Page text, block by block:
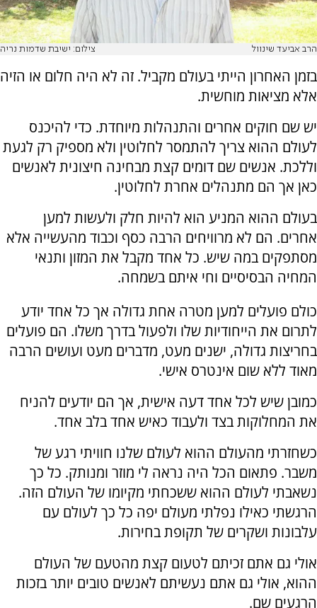
הרב אביעד שינוול צילום: ישיבת שדמות נריה
בזמן האחרון הייתי בעולם מקביל. זה לא היה חלום או הזיה
אלא מציאות מוחשית.
יש שם חוקים אחרים והתנהלות מיוחדת. כדי להיכנס
לעולם ההוא צריך להתמסר לחלוטין ולא מספיק רק לגעת
וללכת. אנשים שם דומים קצת מבחינה חיצונית לאנשים
כאן אך הם מתנהלים אחרת לחלוטין.
בעולם ההוא המניע הוא להיות חלק ולעשות למען
אחרים. הם לא מרוויחים הרבה כסף וכבוד מהעשייה אלא
מסתפקים במה שיש. כל אחד מקבל את המזון ותנאי
המחיה הבסיסיים וחי איתם בשמחה.
כולם פועלים למען מטרה אחת גדולה אך כל אחד יודע
לתרום את הייחודיות שלו ולפעול בדרך משלו. הם פועלים
בחריצות גדולה, ישנים מעט, מדברים מעט ועושים הרבה
מאוד ללא שום אינטרס אישי.
כמובן שיש לכל אחד דעה אישית, אך הם יודעים להניח
את המחלוקות בצד ולעבוד כאיש אחד בלב אחד.
כשחזרתי מהעולם ההוא לעולם שלנו חוויתי רגע של
משבר. פתאום הכל היה נראה לי מוזר ומנותק. כל כך
נשאבתי לעולם ההוא ששכחתי מקיומו של העולם הזה.
הרגשתי כאילו נפלתי מעולם יפה כל כך לעולם עם
עלבונות ושקרים של תקופת בחירות.
אולי גם אתם זכיתם לטעום קצת מהטעם של העולם
ההוא, אולי גם אתם נעשיתם לאנשים טובים יותר בזכות
הרגעים שם.